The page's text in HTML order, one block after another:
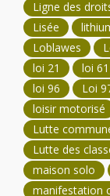
Ligne des
Lisée
Loblawes
loi 21
loi 61
loi 96
Loi
loisir motorisé
Lutte
Lutte des
maison solo
manifestation